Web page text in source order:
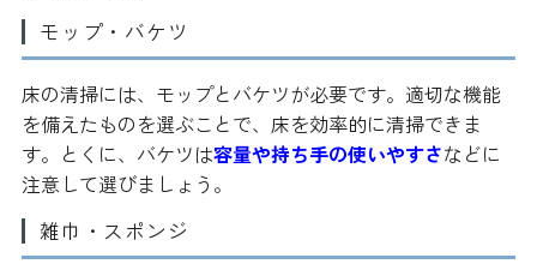
モップ・バケツ
床の清掃には、モップとバケツが必要です。適切な機能
を備えたものを選ぶことで、床を効率的に清掃できま
す。とくに、バケツは容量や持ち手の使いやすさなどに
注意して選びましょう。
雑巾・スポンジ